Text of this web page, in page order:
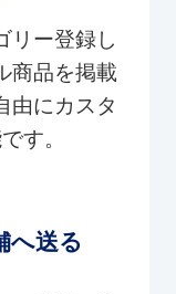
リー登録し
商品を掲載
由にカスタ
す。
へ送る